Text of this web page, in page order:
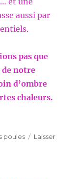
aussi par
pas que
de notre
d’ombre
chaleurs.
poules
Laisser